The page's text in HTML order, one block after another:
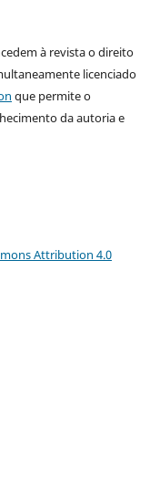
à revista o direito
licenciado
que permite o
da autoria e
Attribution 4.0